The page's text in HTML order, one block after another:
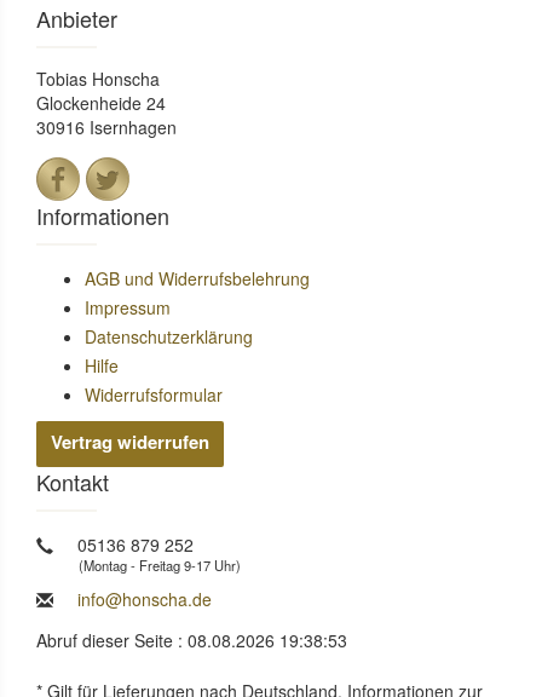
Anbieter
Tobias Honscha
Glockenheide 24
30916 Isernhagen
Informationen
AGB und Widerrufsbelehrung
Impressum
Datenschutzerklärung
Hilfe
Widerrufsformular
Vertrag widerrufen
Kontakt
05136 879 252
(Montag - Freitag 9-17 Uhr)
info@honscha.de
Abruf dieser Seite : 08.08.2026 19:38:53
* Gilt für Lieferungen nach Deutschland. Informationen zur